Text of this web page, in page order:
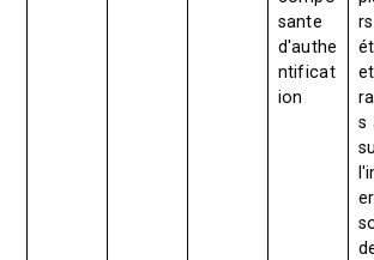
sante
d'authe
ntificat
ion
rs
s